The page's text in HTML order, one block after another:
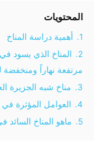
المحتويات
1.
أهمية دراسة المناخ
2.
المناخ الذي يسود
مرتفعة نهاراً ومنخفضة
3.
مناخ شبه الجزيرة
4.
العوامل المؤثرة في
5.
ماهو المناخ السائد